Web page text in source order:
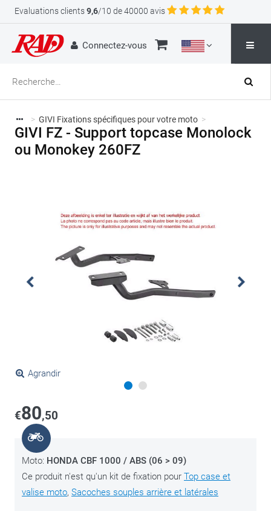
Evaluations clients9,6/10 de 40000 avis
Connectez-vous
> GIVI Fixations spécifiques pour votre moto >
GIVI FZ - Support topcase Monolock
ou Monokey 260FZ
Agrandir
€80,50
Moto: HONDA CBF 1000 / ABS (06 > 09)
Ce produit n'est qu'un kit de fixation pour Top case et
valise moto, Sacoches souples arrière et latérales